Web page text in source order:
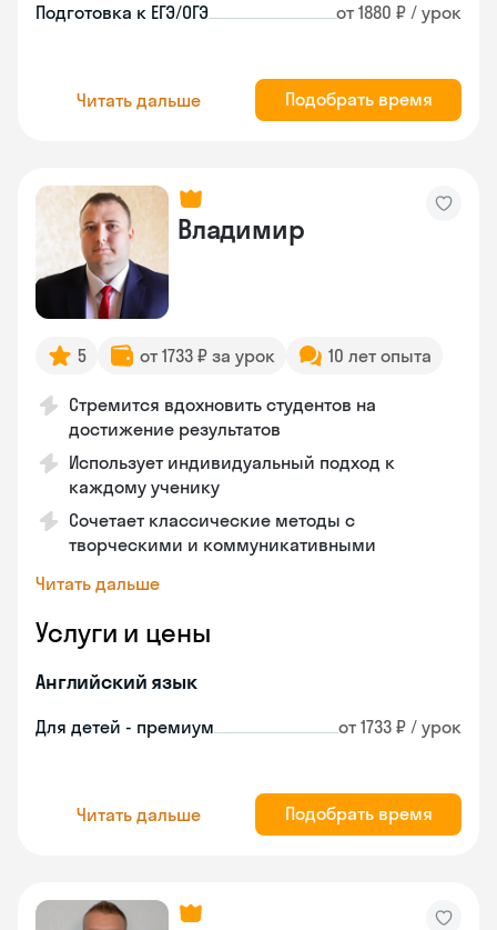
Подготовка к ЕГЭ/ОГЭ от 1880 ₽ / урок
Читать дальше Подобрать время
Владимир
5 от 1733 ₽ за урок 10 лет опыта
Стремится вдохновить студентов на
достижение результатов
Использует индивидуальный подход к
каждому ученику
Сочетает классические методы с
творческими и коммуникативными
Читать дальше
Услуги и цены
Английский язык
Для детей - премиум от 1733 ₽ / урок
Читать дальше Подобрать время